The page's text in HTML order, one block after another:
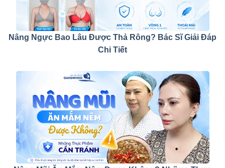
Nâng Ngực Bao Lâu Được Thả Rông? Bác Sĩ Giải Đáp
Chi Tiết